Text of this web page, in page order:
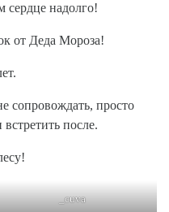
сердце надолго!
от Деда Мороза!
сопровождать, просто
после.
_cuva